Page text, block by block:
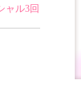
ャル3回